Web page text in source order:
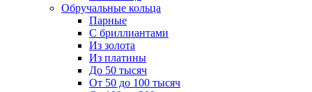
Обручальные кольца
Парные
С бриллиантами
Из золота
Из платины
До 50 тысяч
От 50 до 100 тысяч